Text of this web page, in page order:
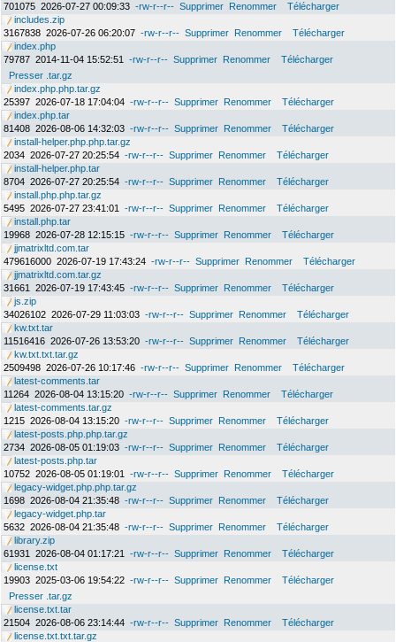
701075 2026-07-27 00:09:33 -rw-r--r-- Supprimer Renommer
Télécharger
includes.zip
3167838 2026-07-26 06:20:07 -rw-r--r-- Supprimer Renommer
Télécharger
index.php
79787 2014-11-04 15:52:51 -rw-r--r-- Supprimer Renommer
Télécharger
Presser .tar.gz
index.php.php.tar.gz
25397 2026-07-18 17:04:04 -rw-r--r-- Supprimer Renommer
Télécharger
index.php.tar
81408 2026-08-06 14:32:03 -rw-r--r-- Supprimer Renommer
Télécharger
install-helper.php.php.tar.gz
2034 2026-07-27 20:25:54 -rw-r--r-- Supprimer Renommer
Télécharger
install-helper.php.tar
8704 2026-07-27 20:25:54 -rw-r--r-- Supprimer Renommer
Télécharger
install.php.php.tar.gz
5495 2026-07-27 23:41:01 -rw-r--r-- Supprimer Renommer
Télécharger
install.php.tar
19968 2026-07-28 12:15:15 -rw-r--r-- Supprimer Renommer
Télécharger
jjmatrixltd.com.tar
479616000 2026-07-19 17:43:24 -rw-r--r-- Supprimer Renommer
Télécharger
jjmatrixltd.com.tar.gz
31661
2026-07-19 17:43:45 -rw-r--r-- Supprimer Renommer
Télécharger
js.zip
34026102 2026-07-29 11:03:03 -rw-r--r-- Supprimer Renommer
Télécharger
kw.txt.tar
11516416 2026-07-26 13:53:20 -rw-r--r-- Supprimer Renommer
Télécharger
kw.txt.txt.tar.gz
2509498 2026-07-26 10:17:46 -rw-r--r-- Supprimer Renommer
Télécharger
latest-comments.tar
11264 2026-08-04 13:15:20 -rw-r--r-- Supprimer Renommer
Télécharger
latest-comments.tar.gz
1215 2026-08-04 13:15:20 -rw-r--r-- Supprimer Renommer
Télécharger
latest-posts.php.php.tar.gz
2734 2026-08-05 01:19:03 -rw-r--r-- Supprimer Renommer
Télécharger
latest-posts.php.tar
10752 2026-08-05 01:19:01 -rw-r--r-- Supprimer Renommer
Télécharger
legacy-widget.php.php.tar.gz
1698 2026-08-04 21:35:48 -rw-r--r-- Supprimer Renommer
Télécharger
legacy-widget.php.tar
5632 2026-08-04 21:35:48 -rw-r--r-- Supprimer Renommer
Télécharger
library.zip
61931
2026-08-04 01:17:21 -rw-r--r-- Supprimer Renommer
Télécharger
license.txt
19903 2025-03-06 19:54:22 -rw-r--r-- Supprimer Renommer
Télécharger
Presser .tar.gz
license.txt.tar
21504 2026-08-06 23:14:44 -rw-r--r-- Supprimer Renommer
Télécharger
license.txt.txt.tar.gz